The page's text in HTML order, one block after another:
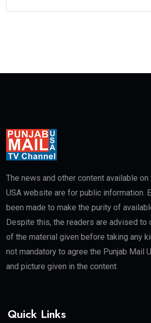
The news and other content available on
USA website are for public information.
been made to make the purity of
Despite this, the readers are advised to
of the material given before taking any
not mandatory to agree the Punjab Mail
and picture given in the content.
Quick Links